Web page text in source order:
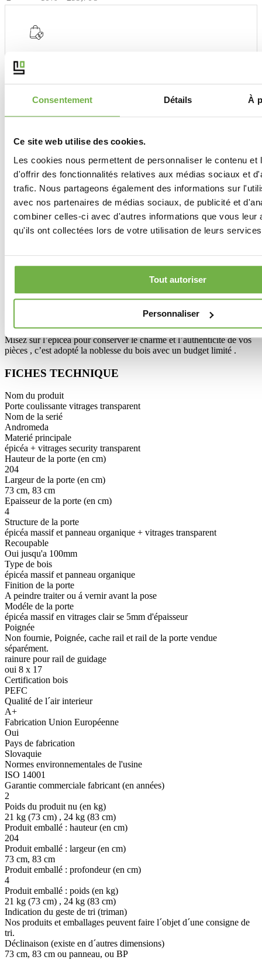
Consentement Détails À
Ce site web utilise des cookies.
Les cookies nous permettent de personnaliser le contenu et
d'offrir des fonctionnalités relatives aux médias sociaux et
trafic. Nous partageons également des informations sur
avec nos partenaires de médias sociaux, de publicité et
combiner celles-ci avec d'autres informations que vous leur
qu'ils ont collectées lors de votre utilisation de leurs
Tout autoriser
Personnaliser
transparent
épicéa
brossées
UGS :
seule vitrée
aspect rustique afin de faire ressortir la rusticité et les veines de
l’épicéa . Cette finition montagnarde permet à ces menuiseries de se
fondre dans les chalets ou les appartements rustiques sans aucun
problème !
L’aspect général rassure sur la qualité et la durabilité de la
menuiserie , du bois , rien que du bois , du bois du nord rassurant ,
chaud , costaud , une porte millénaire . Les portes sont brossées.
Elégance et naturel
chez vous . Ces portes en épicéa massif sont très stables , elles sont
non traitées , écologiques et sortent de forêts certifiées . Elles
Misez sur l’épicéa pour conserver le charme et l’authenticité de vos
pièces , c’est adopté la noblesse du bois avec un budget limité .
FICHES TECHNIQUE
Nom du produit
Porte coulissante vitrages transparent
Nom de la serié
Andromeda
Materié principale
épicéa + vitrages security transparent
Hauteur de la porte (en cm)
204
Largeur de la porte (en cm)
73 cm, 83 cm
Epaisseur de la porte (en cm)
4
Structure de la porte
épicéa massif et panneau organique + vitrages transparent
Recoupable
Oui jusqu'a 100mm
Type de bois
épicéa massif et panneau organique
Finition de la porte
A peindre traiter ou á vernir avant la pose
Modéle de la porte
épicéa massif en vitrages clair se 5mm d'épaisseur
Poignée
Non fournie, Poignée, cache rail et rail de la porte vendue
séparément.
rainure pour rail de guidage
oui 8 x 17
Certification bois
PEFC
Qualité de l´air interieur
A+
Fabrication Union Européenne
Oui
Pays de fabrication
Slovaquie
Normes environnementales de l'usine
ISO 14001
Garantie commerciale fabricant (en années)
2
Poids du produit nu (en kg)
21 kg (73 cm) , 24 kg (83 cm)
Produit emballé : hauteur (en cm)
204
Produit emballé : largeur (en cm)
73 cm, 83 cm
Produit emballé : profondeur (en cm)
4
Produit emballé : poids (en kg)
21 kg (73 cm) , 24 kg (83 cm)
Indication du geste de tri (triman)
Nos produits et emballages peuvent faire l´objet d´une consigne de
tri.
Déclinaison (existe en d´autres dimensions)
73 cm, 83 cm ou panneau, ou BP